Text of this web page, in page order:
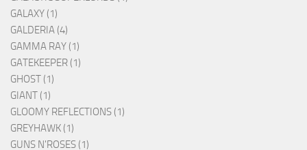
GALAXY (1)
GALDERIA (4)
GAMMA RAY (1)
GATEKEEPER (1)
GHOST (1)
GIANT (1)
GLOOMY REFLECTIONS (1)
GREYHAWK (1)
GUNS N'ROSES (1)